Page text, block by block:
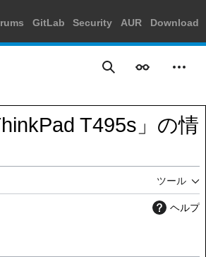
GitLab Security AUR Download
検索 表示 個人
T495s」の情
ツール
ヘルプ